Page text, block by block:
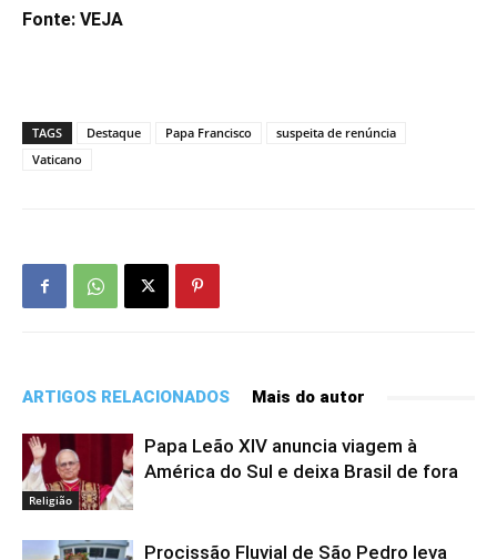
Fonte: VEJA
TAGS Destaque Papa Francisco
suspeita de renúncia
Vaticano
ARTIGOS RELACIONADOS Mais do autor
Religião
Papa Leão XIV anuncia viagem à
América do Sul e deixa Brasil de fora
Procissão Fluvial de São Pedro leva